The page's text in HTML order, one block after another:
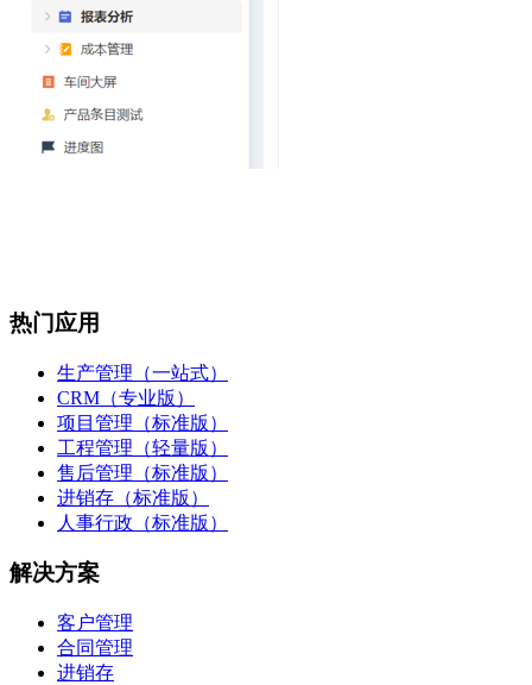
热门应用
生产管理（一站式）
CRM（专业版）
项目管理（标准版）
工程管理（轻量版）
售后管理（标准版）
进销存（标准版）
人事行政（标准版）
解决方案
客户管理
合同管理
进销存